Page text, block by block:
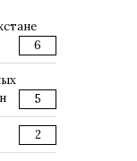
6
5
2